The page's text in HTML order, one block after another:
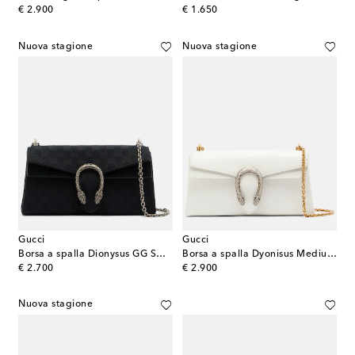
€ 2.900
original price
€ 1.650
original price
Nuova stagione
Gucci
Borsa a spalla Dionysus GG Small in canvas
€ 2.700
original price
Nuova stagione
Gucci
Borsa a spalla Dyonisus Medium in pelle
€ 2.900
original price
Nuova stagione